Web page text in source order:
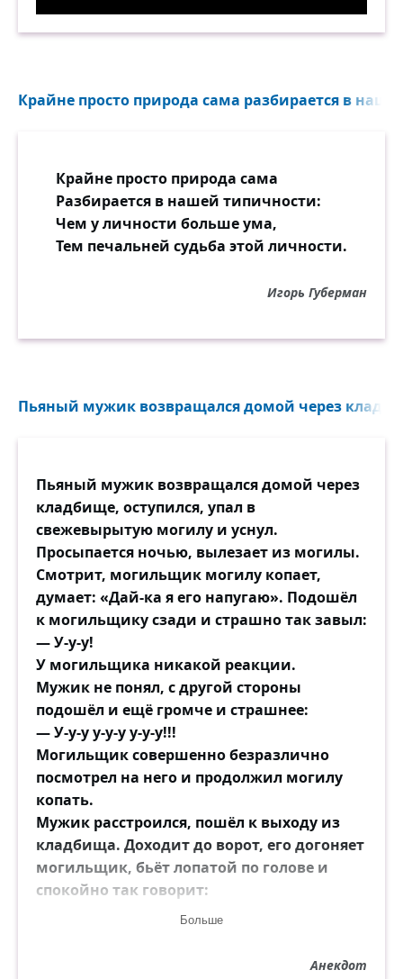
Крайне просто природа сама разбирается в
Крайне просто природа сама
Разбирается в нашей типичности:
Чем у личности больше ума,
Тем печальней судьба этой личности.
Игорь Губерман
Пьяный мужик возвращался домой через
Пьяный мужик возвращался домой через
кладбище, оступился, упал в
свежевырытую могилу и уснул.
Просыпается ночью, вылезает из могилы.
Смотрит, могильщик могилу копает,
думает: «Дай-ка я его напугаю». Подошёл
к могильщику сзади и страшно так завыл:
— У-у-у!
У могильщика никакой реакции.
Мужик не понял, с другой стороны
подошёл и ещё громче и страшнее:
— У-у-у у-у-у у-у-у!!!
Могильщик совершенно безразлично
посмотрел на него и продолжил могилу
копать.
Мужик расстроился, пошёл к выходу из
кладбища. Доходит до ворот, его догоняет
могильщик, бьёт лопатой по голове и
спокойно так говорит:
— По кладбищу гулять — гуляй, а за
Больше
Анекдот